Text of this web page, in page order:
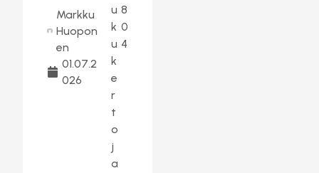
Markku
Huopon
en
01.07.2
026
u
k
u
k
e
r
t
o
j
a
8
0
4